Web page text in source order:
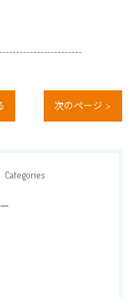
次のページ >
Categories